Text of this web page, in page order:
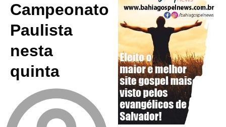
Campeonato
Paulista
nesta
quinta